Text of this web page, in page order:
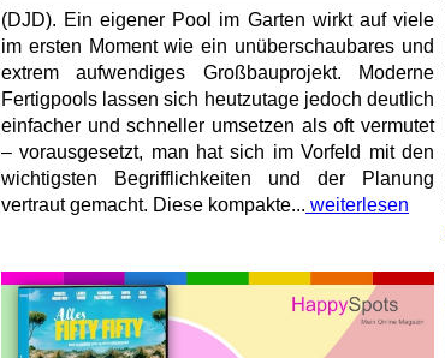
(DJD). Ein eigener Pool im Garten wirkt auf viele
im ersten Moment wie ein unüberschaubares und
extrem aufwendiges Großbauprojekt. Moderne
Fertigpools lassen sich heutzutage jedoch deutlich
einfacher und schneller umsetzen als oft vermutet
– vorausgesetzt, man hat sich im Vorfeld mit den
wichtigsten Begrifflichkeiten und der Planung
vertraut gemacht. Diese kompakte... weiterlesen